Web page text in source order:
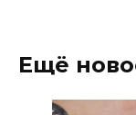
Ещё